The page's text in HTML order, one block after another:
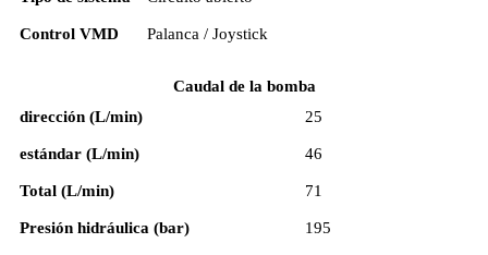
Control VMD Palanca / Joystick
Caudal de la bomba
dirección (L/min)
25
estándar (L/min) 46
Total (L/min) 71
Presión hidráulica (bar) 195